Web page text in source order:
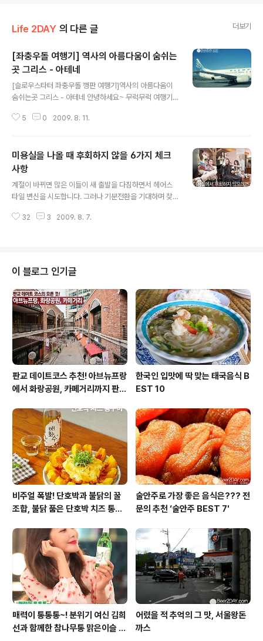
Life 2DAY 의 다른 글 더보기
[좌충우돌 여행기] 역사의 아름다움이 숨쉬는
곳 그리스 - 아테네
[슬로우스타터 좌충우돌 깽판 여행기]역사의 아름다움이
숨쉬는곳 그리스 - 아테네 안녕하세요~ 무럭무럭 여행기
두런 올린지도 꽤나 시간이 되어서 벌써 프랑스와 터키를
둘러 왔는데요.. 그 두 지방을 나누어서 돌아보도록 하겠십
니더~! 오늘은 그 첫번째 아테네편 되겠습네다. 그리스는
유럽의 향기가 듬뿍 나는 곳인데요. 같은 유럽 지방에 있는
터키와는 확연히 다른 색깔을 가지고 있습죠. 터키를 돌고
율 생각에 배를 곯기 시작했던 기억이 새록새록 떠오르네
5 0 2009. 8. 11.
미용실을 나올 때 후회하지 않을 6가지 체크
사항
계절이 바뀌면 많은 이들이 새 출발을 다짐하면서 헤어스
타일 변신을 시도합니다. 그러나 기분전환을 기대하며 찾
없으셨나요? 오늘은 이런 불상사를 막기 위해 몇 가지 해결
면서 자신이 하고 싶은 스타일을 스크랩하세요. 말로 설명
하기 어려운 스타일도 사진을 보면 알 수 있으니까요. 만약
미리 사진을 준비하지 못했다면 미용실 내에 비치된 스타
일링 북을 살펴보시길 권합니다. 또한 마음에 드는 특정 연
예인의 스타일을 말하는 것도 도움이 되겠죠? 그러나 그들
과 똑같은 스타일이 나오리라는 기대는 금물! 텔레..
32 3 2009. 8. 7.
이 블로그 인기글
판교 데이트코스 추천! 아브뉴프랑
에서 화랑공원, 카페거리까지 판교
한국인 입맛에 딱 맞는 태국음식 B
EST 10
비주얼 폭발! 단호박과 불닭의 꿀
조합, 불닭 품은 단호박 치즈 통구
술안주로 가장 좋은 음식은??? 전
문의 추천 ‘술안주 BEST 7'
매력이 통통통~! 분위기 여신 김희
선과 함께한 참나무통 맑은이슬 T
어렸을 적 추억의 그 맛, 서울왕돈
까스